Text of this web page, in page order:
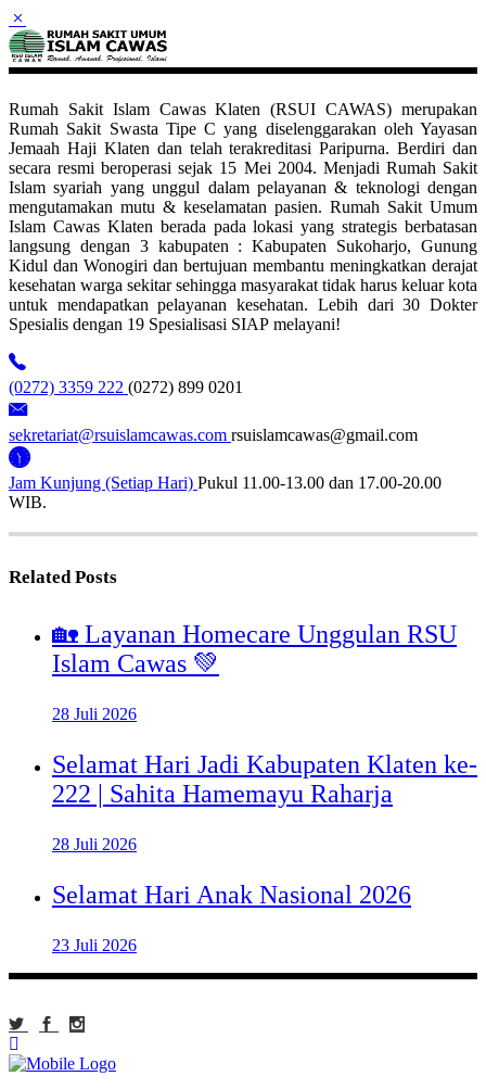
Rumah Sakit Islam Cawas Klaten (RSUI CAWAS) merupakan
Rumah Sakit Swasta Tipe C yang diselenggarakan oleh Yayasan
Jemaah Haji Klaten dan telah terakreditasi Paripurna. Berdiri dan
secara resmi beroperasi sejak 15 Mei 2004. Menjadi Rumah Sakit
Islam syariah yang unggul dalam pelayanan & teknologi dengan
mengutamakan mutu & keselamatan pasien. Rumah Sakit Umum
Islam Cawas Klaten berada pada lokasi yang strategis berbatasan
langsung dengan 3 kabupaten : Kabupaten Sukoharjo, Gunung
Kidul dan Wonogiri dan bertujuan membantu meningkatkan derajat
kesehatan warga sekitar sehingga masyarakat tidak harus keluar kota
untuk mendapatkan pelayanan kesehatan. Lebih dari 30 Dokter
Spesialis dengan 19 Spesialisasi SIAP melayani!
(0272) 3359 222 (0272) 899 0201
sekretariat@rsuislamcawas.com rsuislamcawas@gmail.com
Jam Kunjung (Setiap Hari) Pukul 11.00-13.00 dan 17.00-20.00
WIB.
Related Posts
🏡 Layanan Homecare Unggulan RSU
Islam Cawas 💚
28 Juli 2026
Selamat Hari Jadi Kabupaten Klaten ke-
222 | Sahita Hamemayu Raharja
28 Juli 2026
Selamat Hari Anak Nasional 2026
23 Juli 2026